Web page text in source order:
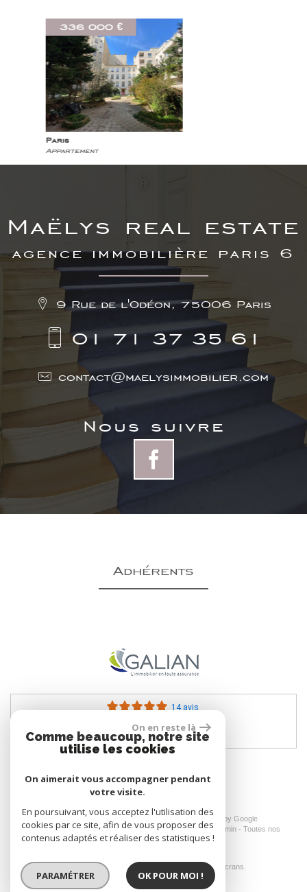
395 000 €
Appartement
maëlys real estate
agence immobilière paris 6
9 Rue de l'Odéon, 75006 Paris
01 71 37 35 61
contact@maelysimmobilier.com
nous suivre
adhérents
14 avis
© 2026 | Tous droits réservés | Traduction powered by Google
Plan du site- Mentions légales- Nos honoraires-Liens- Admin - Toutes nos
annonces
un seul site adaptable à tous les types d'écrans.
On en reste là
Comme beaucoup, notre site
utilise les cookies
On aimerait vous accompagner pendant
votre visite.
En poursuivant, vous acceptez l'utilisation des
cookies par ce site, afin de vous proposer des
contenus adaptés et réaliser des statistiques !
PARAMÉTRER OK POUR MOI !